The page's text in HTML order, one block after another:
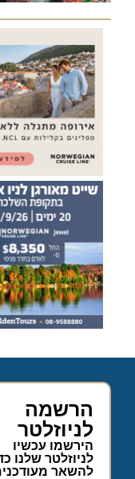
הרשמה
לניוזלטר
הירשמו עכשיו
לניוזלטר שלנו
להשאר